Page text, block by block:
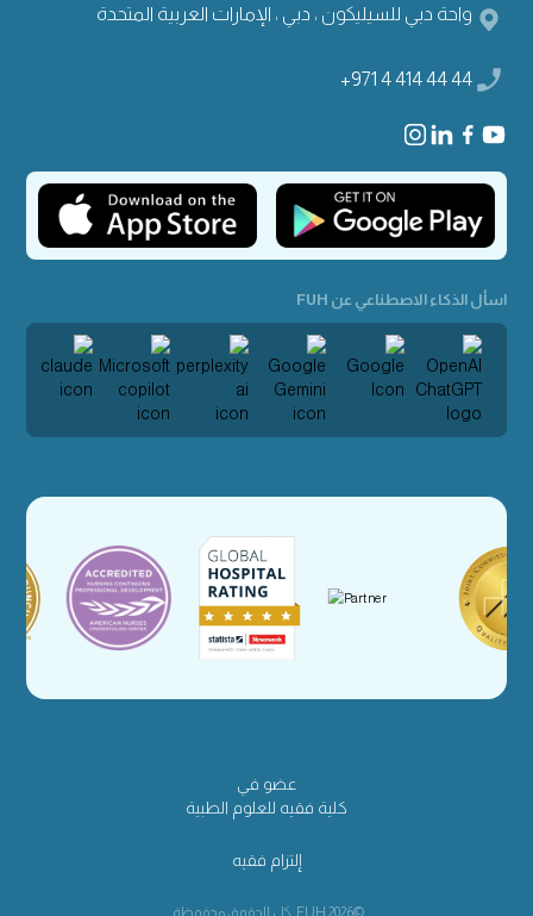
واحة دبي للسيليكون ، دبي ، الإمارات العربية المتحدة
+971 4 414 44 44
اسأل الذكاء الاصطناعي عن FUH
عضو في
كلية فقيه للعلوم الطبية
إلتزام فقيه